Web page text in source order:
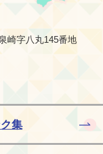
崎字八丸145番地
集